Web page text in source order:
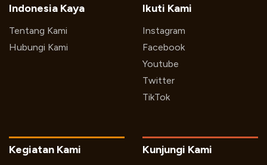
Indonesia Kaya
Tentang Kami
Hubungi Kami
Ikuti Kami
Instagram
Facebook
Youtube
Twitter
TikTok
Kegiatan Kami Kunjungi Kami